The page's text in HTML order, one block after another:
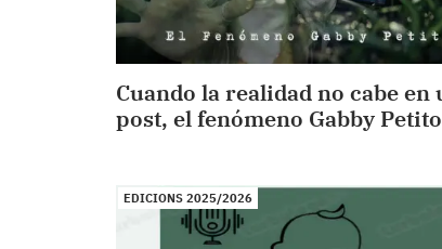
Cuando la realidad no cabe en
post, el fenómeno Gabby Petito
EDICIONS 2025/2026